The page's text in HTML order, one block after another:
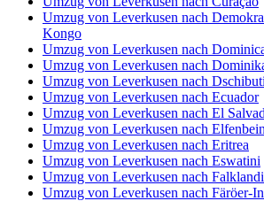
Umzug von Leverkusen nach
Kongo
Umzug von Leverkusen nach
Umzug von Leverkusen nach
Umzug von Leverkusen nach Dschibuti
Umzug von Leverkusen nach Ecuador
Umzug von Leverkusen nach El
Umzug von Leverkusen nach
Umzug von Leverkusen nach Eritrea
Umzug von Leverkusen nach Eswatini
Umzug von Leverkusen nach
Umzug von Leverkusen nach Färöer-